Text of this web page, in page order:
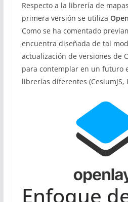
Respecto a la librería de
primera versión se utiliza
Como se ha comentado
encuentra diseñada de tal
actualización de versiones de
para contemplar en un futuro
librerías diferentes (CesiumJS,
Enfoque